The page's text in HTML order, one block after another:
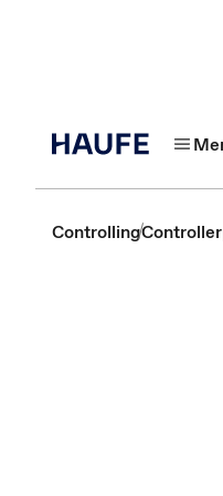
Controlling